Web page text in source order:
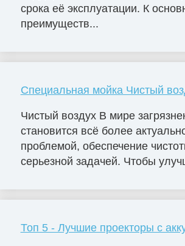
срока её эксплуатации. К
преимуществ...
Специальная мойка Чистый
Чистый воздух В мире
становится всё более
проблемой, обеспечение
серьезной задачей. Чтобы
Топ 5 - Лучшие проекторы с